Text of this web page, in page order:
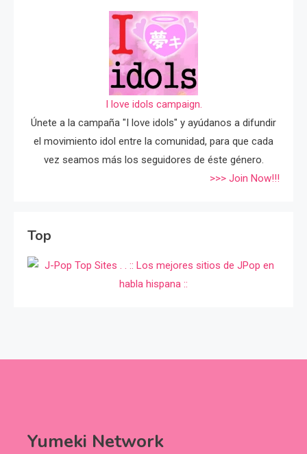
I love idols campaign.
Únete a la campaña "I love idols" y ayúdanos a difundir
el movimiento idol entre la comunidad, para que cada
vez seamos más los seguidores de éste género.
>>> Join Now!!!
Top
Yumeki Network